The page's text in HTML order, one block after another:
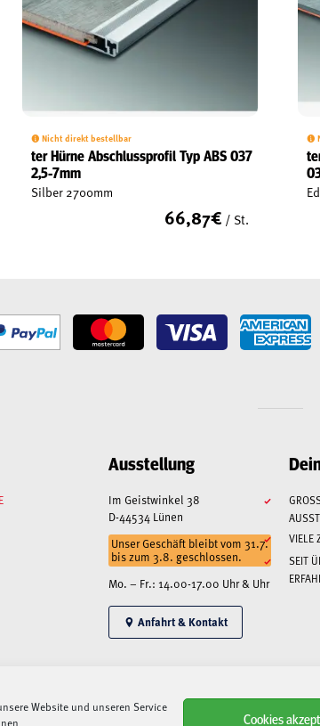
Website und unseren Service
Cookies
Nicht direkt bestellbar
ter Hürne Abschlussprofil Typ ABS 037
2,5-7mm
Silber 2700mm
66,87€ / St.
Ausstellung
Im Geistwinkel 38
D-44534 Lünen
Unser Geschäft bleibt vom 31.7.
bis zum 3.8. geschlossen.
Mo. – Fr.: 14.00-17.00 Uhr & Uhr
Anfahrt & Kontakt
VIELE
SEIT
Alle angegebenen Preise sind Gesamtpreise inkl.